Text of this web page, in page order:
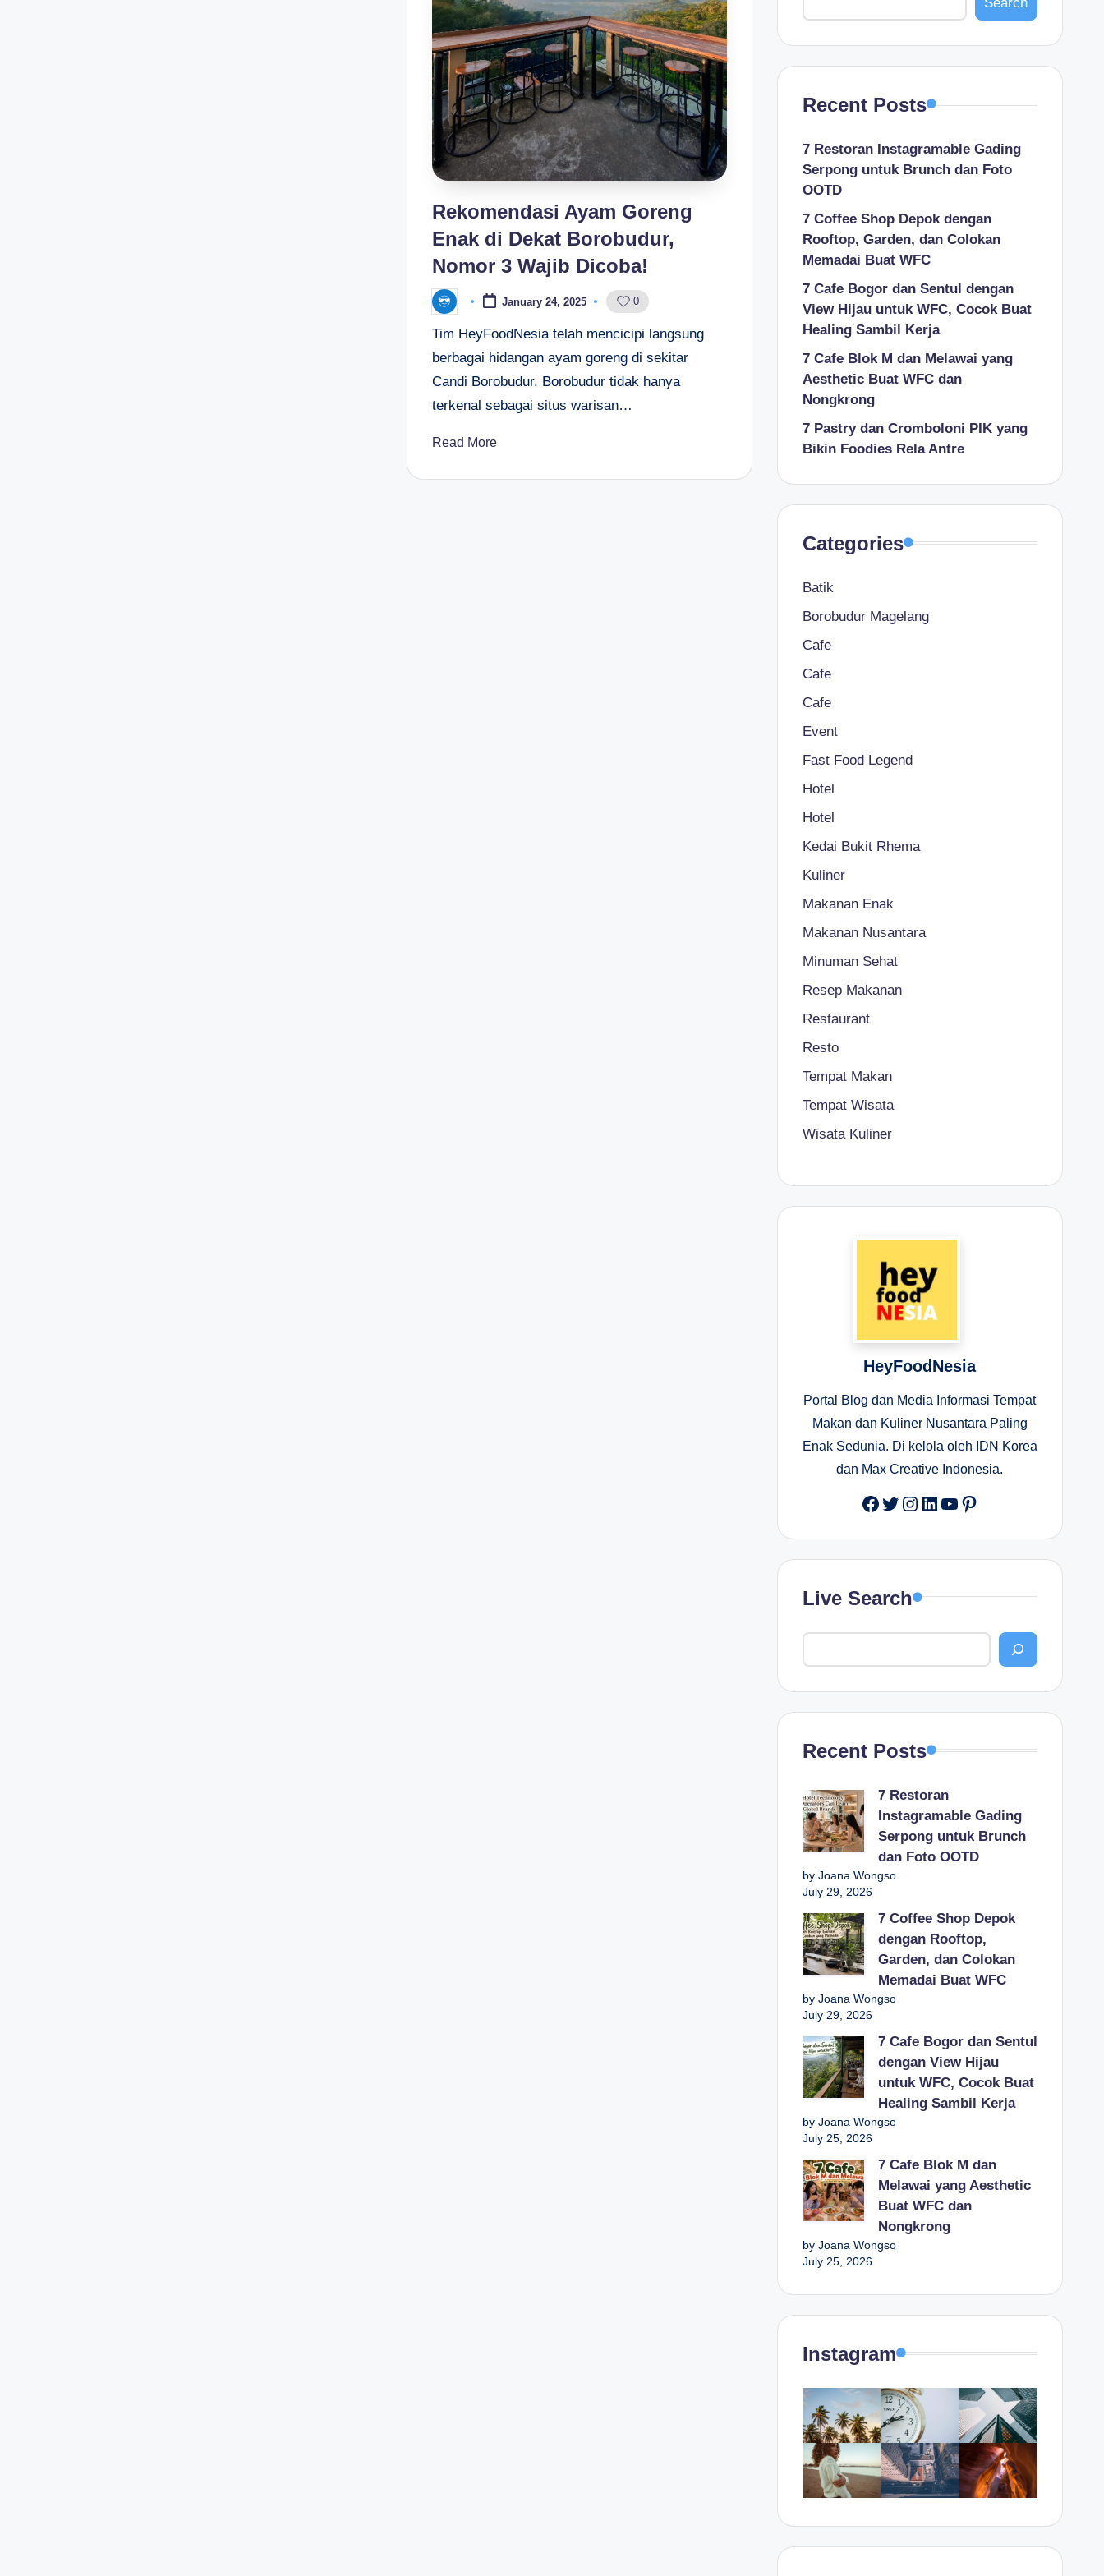
Rekomendasi Ayam Goreng
Enak di Dekat Borobudur,
Nomor 3 Wajib Dicoba!
Posted
by
January 24, 2025 0
Tim HeyFoodNesia telah mencicipi langsung
berbagai hidangan ayam goreng di sekitar
Candi Borobudur. Borobudur tidak hanya
terkenal sebagai situs warisan…
Read More
Search
Recent Posts
7 Restoran Instagramable Gading
Serpong untuk Brunch dan Foto
OOTD
7 Coffee Shop Depok dengan
Rooftop, Garden, dan Colokan
Memadai Buat WFC
7 Cafe Bogor dan Sentul dengan
View Hijau untuk WFC, Cocok Buat
Healing Sambil Kerja
7 Cafe Blok M dan Melawai yang
Aesthetic Buat WFC dan
Nongkrong
7 Pastry dan Cromboloni PIK yang
Bikin Foodies Rela Antre
Categories
Batik
Borobudur Magelang
Cafe
Cafe
Cafe
Event
Fast Food Legend
Hotel
Hotel
Kedai Bukit Rhema
Kuliner
Makanan Enak
Makanan Nusantara
Minuman Sehat
Resep Makanan
Restaurant
Resto
Tempat Makan
Tempat Wisata
Wisata Kuliner
HeyFoodNesia
Portal Blog dan Media Informasi Tempat
Makan dan Kuliner Nusantara Paling
Enak Sedunia. Di kelola oleh IDN Korea
dan Max Creative Indonesia.
Facebook
Twitter
Instagram
LinkedIn
YouTube
Pinterest
Live Search
Recent Posts
7 Restoran
Instagramable Gading
Serpong untuk Brunch
dan Foto OOTD
by Joana Wongso
July 29, 2026
7 Coffee Shop Depok
dengan Rooftop,
Garden, dan Colokan
Memadai Buat WFC
by Joana Wongso
July 29, 2026
7 Cafe Bogor dan Sentul
dengan View Hijau
untuk WFC, Cocok Buat
Healing Sambil Kerja
by Joana Wongso
July 25, 2026
7 Cafe Blok M dan
Melawai yang Aesthetic
Buat WFC dan
Nongkrong
by Joana Wongso
July 25, 2026
Instagram